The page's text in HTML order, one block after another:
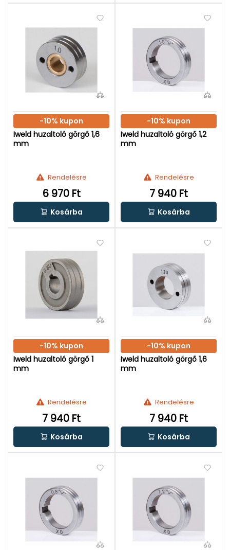
-10% kupon
Iweld huzaltoló görgő 1,6
mm
Rendelésre
6 970 Ft
Kosárba
-10% kupon
Iweld huzaltoló görgő 1,2
mm
Rendelésre
7 940 Ft
Kosárba
-10% kupon
Iweld huzaltoló görgő 1
mm
Rendelésre
7 940 Ft
Kosárba
-10% kupon
Iweld huzaltoló görgő 1,6
mm
Rendelésre
7 940 Ft
Kosárba